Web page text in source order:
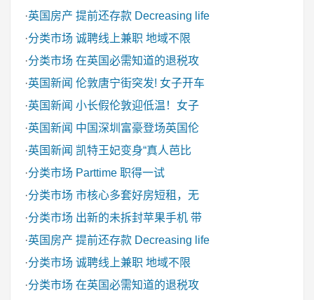
·英国房产 提前还存款 Decreasing life
·分类市场 诚聘线上兼职 地域不限
·分类市场 在英国必需知道的退税攻
·英国新闻 伦敦唐宁街突发! 女子开车
·英国新闻 小长假伦敦迎低温！女子
·英国新闻 中国深圳富豪登场英国伦
·英国新闻 凯特王妃变身“真人芭比
·分类市场 Parttime 职得一试
·分类市场 市核心多套好房短租，无
·分类市场 出新的未拆封苹果手机 带
·英国房产 提前还存款 Decreasing life
·分类市场 诚聘线上兼职 地域不限
·分类市场 在英国必需知道的退税攻